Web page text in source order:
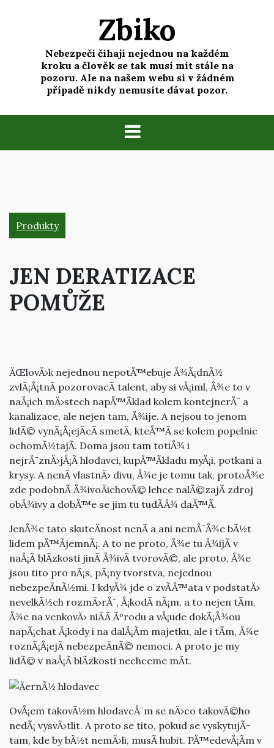
Zbiko
Nebezpečí číhají nejednou na každém
kroku a člověk se tak musí mít stále na
pozoru. Ale na našem webu si v žádném
případě nikdy nemusíte dávat pozor.
Produkty
JEN DERATIZACE
POMŮŽE
ÄŒlovÄ›k nejednou nepotÅ™ebuje Å¾Ã¡dnÃ½
zvlÃ¡Å¡tnÃ­ pozorovacÃ­ talent, aby si vÅ¡iml, Å¾e to v
naÅ¡ich mÄ›stech napÅ™Ã­klad kolem kontejnerÅ¯ a
kanalizace, ale nejen tam, Å¾ije. A nejsou to jenom
lidÃ© vynÃ¡Å¡ejÃ­cÃ­ smetÃ­, kteÅ™Ã­ se kolem popelnic
ochomÃ½tajÃ­. Doma jsou tam totiÅ¾ i
nejrÅ¯znÄ›jÅ¡Ã­ hlodavci, kupÅ™Ã­kladu myÅ¡i, potkani a
krysy. A nenÃ­ vlastnÄ› divu, Å¾e je tomu tak, protoÅ¾e
zde podobnÃ­ Å¾ivoÄichovÃ© lehce nalÃ©zajÃ­ zdroj
obÅ¾ivy a dobÅ™e se jim tu tudÃ­Å¾ daÅ™Ã­.
JenÅ¾e tato skuteÄnost nenÃ­ a ani nemÅ¯Å¾e bÃ½t
lidem pÅ™Ã­jemnÃ¡. A to ne proto, Å¾e tu Å¾ijÃ­ v
naÅ¡Ã­ blÃ­zkosti jinÃ­ Å¾ivÃ­ tvorovÃ©, ale proto, Å¾e
jsou tito pro nÃ¡s, pÃ¡ny tvorstva, nejednou
nebezpeÄnÃ½mi. I kdyÅ¾ jde o zvÃ­Å™ata v podstatÄ›
nevelkÃ½ch rozmÄ›rÅ¯, Å¡kodÃ­ nÃ¡m, a to nejen tÃ­m,
Å¾e na venkovÄ› niÄÃ­ Ãºrodu a vÅ¡ude dokÃ¡Å¾ou
napÃ¡chat Å¡kody i na dalÅ¡Ã­m majetku, ale i tÃ­m, Å¾e
roznÃ¡Å¡ejÃ­ nebezpeÄnÃ© nemoci. A proto je my
lidÃ© v naÅ¡Ã­ blÃ­zkosti nechceme mÃ­t.
OvÅ¡em takovÃ½m hlodavcÅ¯m se nÄ›co takovÃ©ho
nedÃ¡ vysvÄ›tlit. A proto se tito, pokud se vyskytujÃ­
tam, kde by bÃ½t nemÄ›li, musÃ­ hubit. PÅ™edevÅ¡Ã­m v